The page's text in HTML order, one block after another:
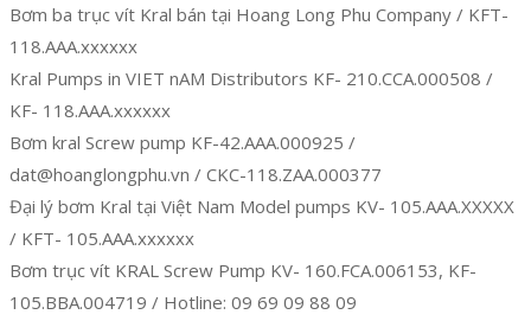
Bơm ba trục vít Kral bán tại Hoang Long Phu Company / KFT-
118.AAA.xxxxxx
Kral Pumps in VIET nAM Distributors KF- 210.CCA.000508 /
KF- 118.AAA.xxxxxx
Bơm kral Screw pump KF-42.AAA.000925 /
dat@hoanglongphu.vn / CKC-118.ZAA.000377
Đại lý bơm Kral tại Việt Nam Model pumps KV- 105.AAA.XXXXX
/ KFT- 105.AAA.xxxxxx
Bơm trục vít KRAL Screw Pump KV- 160.FCA.006153, KF-
105.BBA.004719 / Hotline: 09 69 09 88 09